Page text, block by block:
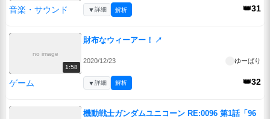
音楽・サウンド 👑31
▼詳細 解析
no image
1:58
財布なウィーアー！ ↗
2020/12/23 ゆーばり
ゲーム 👑32
▼詳細 解析
機動戦士ガンダムユニコーン RE:0096 第1話「96